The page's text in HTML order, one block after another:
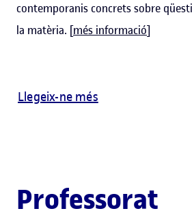
contemporanis concrets sobre
la matèria. [més informació]
Llegeix-ne més
Professorat